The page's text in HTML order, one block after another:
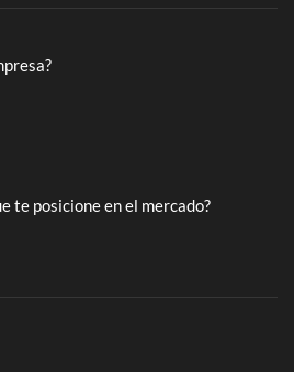
te posicione en el mercado?